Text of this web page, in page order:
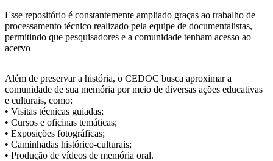
Esse repositório é constantemente ampliado graças ao trabalho de
processamento técnico realizado pela equipe de documentalistas,
permitindo que pesquisadores e a comunidade tenham acesso ao
acervo
Além de preservar a história, o CEDOC busca aproximar a
comunidade de sua memória por meio de diversas ações educativas
e culturais, como:
• Visitas técnicas guiadas;
• Cursos e oficinas temáticas;
• Exposições fotográficas;
• Caminhadas histórico-culturais;
• Produção de vídeos de memória oral.